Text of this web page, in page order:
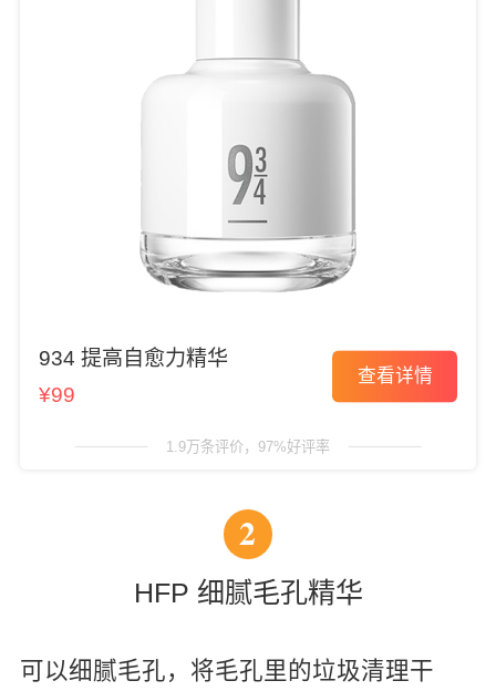
934 提高自愈力精华
¥99
查看详情
1.9万条评价，97%好评率
2
HFP 细腻毛孔精华
可以细腻毛孔，将毛孔里的垃圾清理干